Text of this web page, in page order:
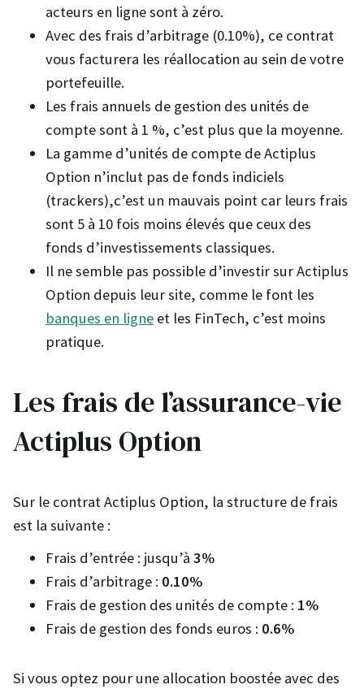
acteurs en ligne sont à zéro.
Avec des frais d’arbitrage (0.10%), ce contrat
vous facturera les réallocation au sein de votre
portefeuille.
Les frais annuels de gestion des unités de
compte sont à 1 %, c’est plus que la moyenne.
La gamme d’unités de compte de Actiplus
Option n’inclut pas de fonds indiciels
(trackers),c’est un mauvais point car leurs frais
sont 5 à 10 fois moins élevés que ceux des
fonds d’investissements classiques.
Il ne semble pas possible d’investir sur Actiplus
Option depuis leur site, comme le font les
banques en ligne et les FinTech, c’est moins
pratique.
Les frais de l’assurance-vie
Actiplus Option
Sur le contrat Actiplus Option, la structure de frais
est la suivante :
Frais d’entrée : jusqu’à 3%
Frais d’arbitrage : 0.10%
Frais de gestion des unités de compte : 1%
Frais de gestion des fonds euros : 0.6%
Si vous optez pour une allocation boostée avec des